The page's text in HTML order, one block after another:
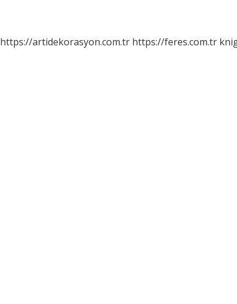
https://artidekorasyon.com.tr https://feres.com.tr